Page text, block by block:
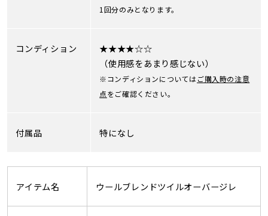
1回分のみとなります。
コンディション
★★★★☆☆
（使用感をあまり感じない）
※コンディションについてはご購入時の注意
点をご確認ください。
付属品 特になし
アイテム名 ウールブレンドツイルオーバージレ